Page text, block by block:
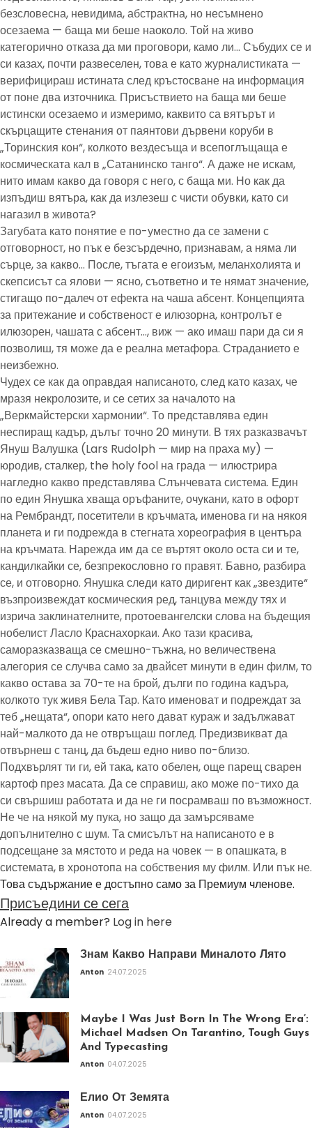
безсловесна, невидима, абстрактна, но несъмнено
осезаема — баща ми беше наоколо. Той на живо
категорично отказа да ми проговори, камо ли… Събудих се и
си казах, почти развеселен, това е като журналистиката —
верифицираш истината след кръстосване на информация
от поне два източника. Присъствието на баща ми беше
истински осезаемо и измеримо, каквито са вятърът и
скърцащите стенания от паянтови дървени коруби в
„Торинския кон“, колкото вездесъща и всепоглъщаща е
космическата кал в „Сатанинско танго“. А даже не искам,
нито имам какво да говоря с него, с баща ми. Но как да
изпъдиш вятъра, как да излезеш с чисти обувки, като си
нагазил в живота?
Загубата като понятие е по-уместно да се замени с
отговорност, но пък е безсърдечно, признавам, а няма ли
сърце, за какво… После, тъгата е егоизъм, меланхолията и
скепсисът са ялови — ясно, съответно и те нямат значение,
стигащо по-далеч от ефекта на чаша абсент. Концепцията
за притежание и собственост е илюзорна, контролът е
илюзорен, чашата с абсент…, виж — ако имаш пари да си я
позволиш, тя може да е реална метафора. Страданието е
неизбежно.
Чудех се как да оправдая написаното, след като казах, че
мразя некролозите, и се сетих за началото на
„Веркмайстерски хармонии“. То представлява един
неспиращ кадър, дълъг точно 20 минути. В тях разказвачът
Януш Валушка (Lars Rudolph — мир на праха му) —
юродив, сталкер, the holy fool на града — илюстрира
нагледно какво представлява Слънчевата система. Един
по един Янушка хваща оръфаните, очукани, като в офорт
на Рембрандт, посетители в кръчмата, именова ги на някоя
планета и ги подрежда в стегната хореография в центъра
на кръчмата. Нарежда им да се въртят около оста си и те,
кандилкайки се, безпрекословно го правят. Бавно, разбира
се, и отговорно. Янушка следи като диригент как „звездите“
възпроизвеждат космическия ред, танцува между тях и
изрича заклинателните, протоевангелски слова на бъдещия
нобелист Ласло Краснахоркаи. Ако тази красива,
саморазказваща се смешно-тъжна, но величествена
алегория се случва само за двайсет минути в един филм, то
какво остава за 70-те на брой, дълги по година кадъра,
колкото тук живя Бела Тар. Като именоват и подреждат за
теб „нещата“, опори като него дават кураж и задължават
най-малкото да не отвръщаш поглед. Предизвикват да
отвърнеш с танц, да бъдеш едно ниво по-близо.
Подхвърлят ти ги, ей така, като обелен, още парещ сварен
картоф през масата. Да се справиш, ако може по-тихо да
си свършиш работата и да не ги посрамваш по възможност.
Не че на някой му пука, но защо да замърсяваме
допълнително с шум. Та смисълът на написаното е в
подсещане за мястото и реда на човек — в опашката, в
системата, в хронотопа на собствения му филм. Или пък не.
Това съдържание е достъпно само за Премиум членове.
Присъедини се сега
Already a member? Log in here
Знам Какво Направи Миналото Лято
Anton 24.07.2025
Maybe I Was Just Born In The Wrong Era’:
Michael Madsen On Tarantino, Tough Guys
And Typecasting
Anton 04.07.2025
Елио От Земята
Anton 04.07.2025